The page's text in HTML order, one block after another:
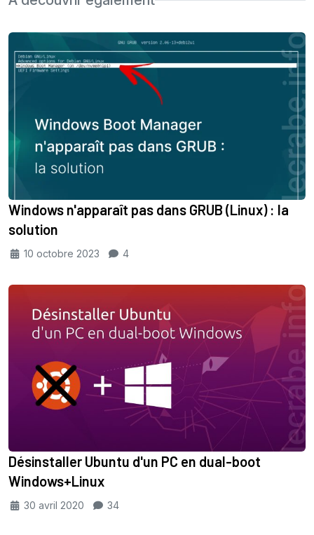
Windows n'apparaît pas dans GRUB (Linux) : la
solution
10 octobre 2023 4
Désinstaller Ubuntu d'un PC en dual-boot
Windows+Linux
30 avril 2020 34